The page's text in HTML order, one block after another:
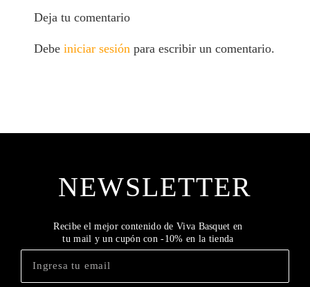
Deja tu comentario
Debeiniciar sesiónpara escribir un comentario.
NEWSLETTER
Recibe el mejor contenido de Viva Basquet en
tu mail y un cupón con -10% en la tienda